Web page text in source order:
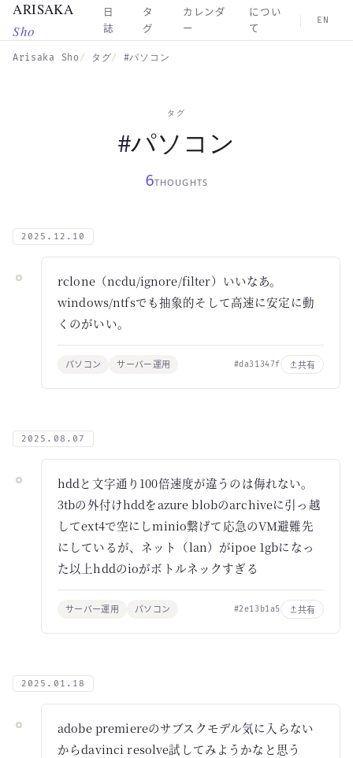
Skip to main content
ARISAKA
Sho
日
誌
タ
グ
カレンダ
ー
につい
て
EN
Arisaka Sho タグ #パソコン
タグ
#パソコン
6THOUGHTS
2025.12.10
rclone（ncdu/ignore/filter）いいなあ。
windows/ntfsでも抽象的そして高速に安定に動
くのがいい。
パソコン サーバー運用 #da31347f 共有
2025.08.07
hddと文字通り100倍速度が違うのは侮れない。
3tbの外付けhddをazure blobのarchiveに引っ越
してext4で空にしminio繋げて応急のVM避難先
にしているが、ネット（lan）がipoe 1gbになっ
た以上hddのioがボトルネックすぎる
サーバー運用 パソコン #2e13b1a5 共有
2025.01.18
adobe premiereのサブスクモデル気に入らない
からdavinci resolve試してみようかなと思う